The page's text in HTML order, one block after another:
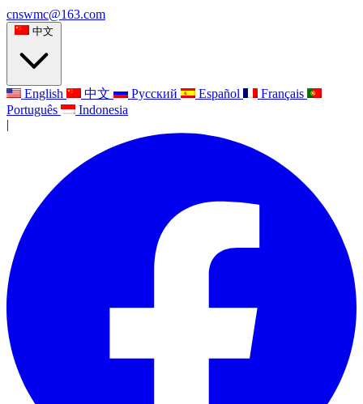
cnswmc@163.com
中文
English 中文 Русский Español
Français
Português
Indonesia
|